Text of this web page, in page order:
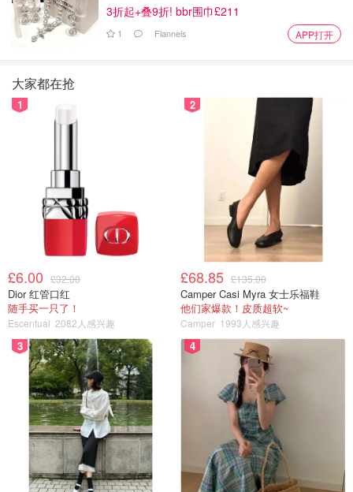
3折起+叠9折! bbr围巾£211
1 Flannels APP打开
大家都在抢
1
£6.00 £32.00
Dior 红管口红
随手买一只了！
Escentual 2082人感兴趣
2
£68.85 £135.00
Camper Casi Myra 女士乐福鞋
他们家爆款！皮质超软~
Camper 1993人感兴趣
3 4